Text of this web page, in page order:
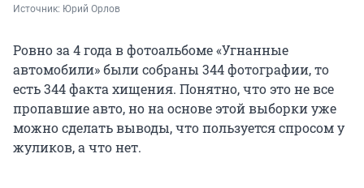
Источник: Юрий Орлов
Ровно за 4 года в фотоальбоме «Угнанные
автомобили» были собраны 344 фотографии, то
есть 344 факта хищения. Понятно, что это не все
пропавшие авто, но на основе этой выборки уже
можно сделать выводы, что пользуется спросом у
жуликов, а что нет.